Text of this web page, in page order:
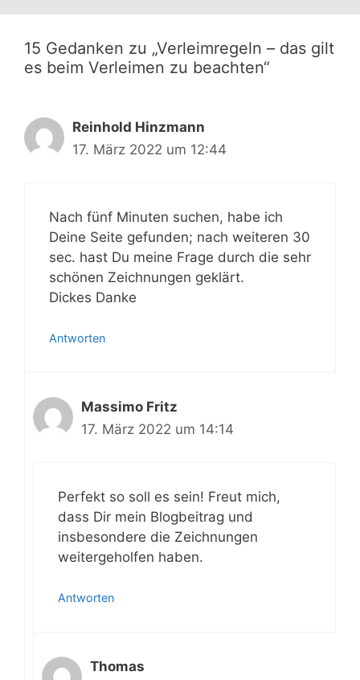
15 Gedanken zu „Verleimregeln – das gilt
es beim Verleimen zu beachten“
Reinhold Hinzmann
17. März 2022 um 12:44
Nach fünf Minuten suchen, habe ich
Deine Seite gefunden; nach weiteren 30
sec. hast Du meine Frage durch die sehr
schönen Zeichnungen geklärt.
Dickes Danke
Antworten
Massimo Fritz
17. März 2022 um 14:14
Perfekt so soll es sein! Freut mich,
dass Dir mein Blogbeitrag und
insbesondere die Zeichnungen
weitergeholfen haben.
Antworten
Thomas